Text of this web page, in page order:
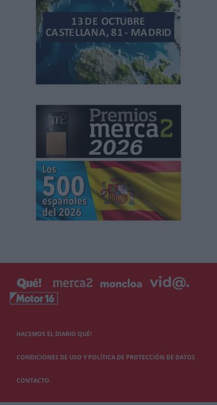
HACEMOS EL DIARIO QUÉ!
CONDICIONES DE USO Y POLÍTICA DE PROTECCIÓN DE DATOS
CONTACTO